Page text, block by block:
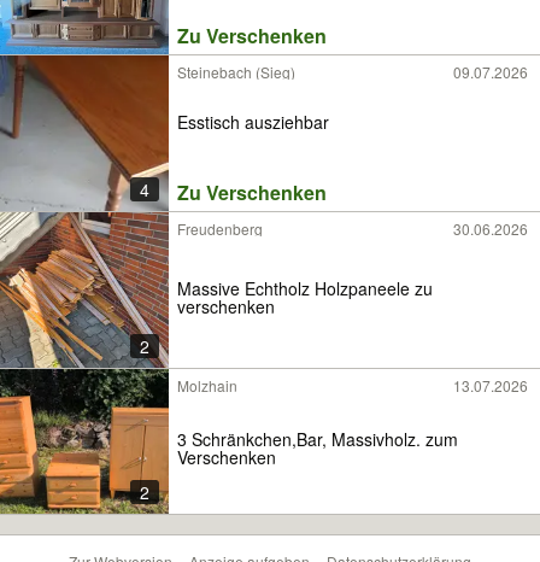
Zu Verschenken
4
Steinebach (Sieg) 09.07.2026
Esstisch ausziehbar
Zu Verschenken
2
Freudenberg 30.06.2026
Massive Echtholz Holzpaneele zu
verschenken
2
Molzhain 13.07.2026
3 Schränkchen,Bar, Massivholz. zum
Verschenken